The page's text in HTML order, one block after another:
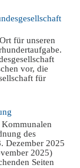
für unseren
vor, die
für
Kommunalen
des
Dezember 2025
2025)
Seiten